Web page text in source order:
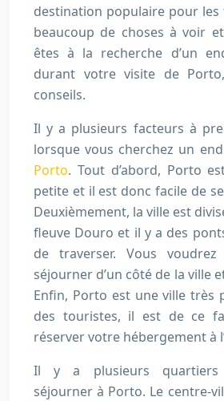
destination populaire pour les
beaucoup de choses à voir
êtes à la recherche d’un
durant votre visite de
conseils.
Il y a plusieurs facteurs à
lorsque vous cherchez un
Porto. Tout d’abord, Porto
petite et il est donc facile de
Deuxièmement, la ville est
fleuve Douro et il y a des
de traverser. Vous
séjourner d’un côté de la ville
Enfin, Porto est une ville très
des touristes, il est de ce
réserver votre hébergement à
Il y a plusieurs quartiers
séjourner à Porto. Le centre-